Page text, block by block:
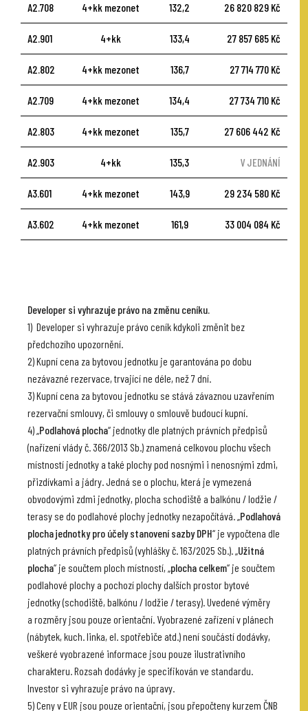
A2.708 4+kk mezonet 132,2 26 820 829 Kč
A2.901 4+kk 133,4 27 857 685 Kč
A2.802 4+kk mezonet 136,7 27 714 770 Kč
A2.709 4+kk mezonet 134,4 27 734 710 Kč
A2.803 4+kk mezonet 135,7 27 606 442 Kč
A2.903 4+kk 135,3 V JEDNÁNÍ
A3.601 4+kk mezonet 143,9 29 234 580 Kč
A3.602 4+kk mezonet 161,9 33 004 084 Kč
Developer si vyhrazuje právo na změnu ceníku.
1) Developer si vyhrazuje právo ceník kdykoli změnit bez
předchozího upozornění.
2) Kupní cena za bytovou jednotku je garantována po dobu
nezávazné rezervace, trvající ne déle, než 7 dní.
3) Kupní cena za bytovou jednotku se stává závaznou uzavřením
rezervační smlouvy, či smlouvy o smlouvě budoucí kupní.
4) „Podlahová plocha“ jednotky dle platných právních předpisů
(nařízení vlády č. 366/2013 Sb.) znamená celkovou plochu všech
místností jednotky a také plochy pod nosnými i nenosnými zdmi,
přizdívkami a jádry. Jedná se o plochu, která je vymezená
obvodovými zdmi jednotky, plocha schodiště a balkónu / lodžie /
terasy se do podlahové plochy jednotky nezapočítává. „Podlahová
plocha jednotky pro účely stanovení sazby DPH“ je vypočtena dle
platných právních předpisů (vyhlášky č. 163/2025 Sb.). „Užitná
plocha“ je součtem ploch místností, „plocha celkem“ je součtem
podlahové plochy a pochozí plochy dalších prostor bytové
jednotky (schodiště, balkónu / lodžie / terasy). Uvedené výměry
a rozměry jsou pouze orientační. Vyobrazené zařízení v plánech
(nábytek, kuch. linka, el. spotřebiče atd.) není součástí dodávky,
veškeré vyobrazené informace jsou pouze ilustrativního
charakteru. Rozsah dodávky je specifikován ve standardu.
Investor si vyhrazuje právo na úpravy.
5) Ceny v EUR jsou pouze orientační, jsou přepočteny kurzem ČNB